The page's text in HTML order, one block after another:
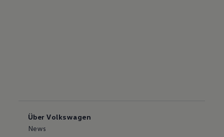
Über Volkswagen
News